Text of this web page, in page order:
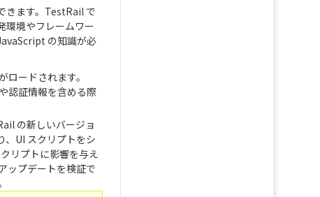
きます。TestRail で
環境やフレームワー
の知識が必
ードされます。
認証情報を含める際
の新しいバージョ
、UI スクリプトをシ
リプトに影響を与え
ップデートを検証で